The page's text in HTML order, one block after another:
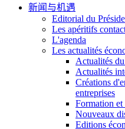
新闻与机遇
Editorial du
Les apéritifs
L'agenda
Les actualités
Actualités
Actualités
Créations
entreprises
Formation et
Nouveaux
Editions